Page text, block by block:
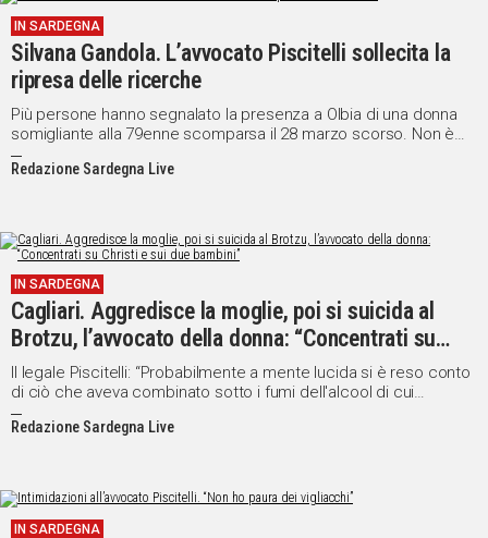
IN SARDEGNA
Silvana Gandola. L’avvocato Piscitelli sollecita la
ripresa delle ricerche
Più persone hanno segnalato la presenza a Olbia di una donna
somigliante alla 79enne scomparsa il 28 marzo scorso. Non è
stata ancora rintracciata e fermata
Redazione Sardegna Live
IN SARDEGNA
Cagliari. Aggredisce la moglie, poi si suicida al
Brotzu, l’avvocato della donna: “Concentrati su
Christi e sui due bambini”
Il legale Piscitelli: “Probabilmente a mente lucida si è reso conto
di ciò che aveva combinato sotto i fumi dell'alcool di cui
abusava e non ha retto con la sua coscienza”
Redazione Sardegna Live
IN SARDEGNA